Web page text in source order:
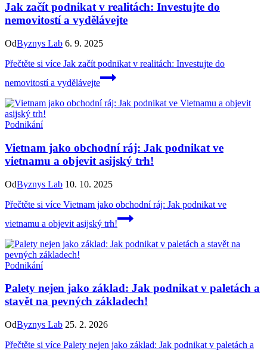
Jak začít podnikat v realitách: Investujte do
nemovitostí a vydělávejte
OdByznys Lab 6. 9. 2025
Přečtěte si více Jak začít podnikat v realitách: Investujte do
nemovitostí a vydělávejte
Podnikání
Vietnam jako obchodní ráj: Jak podnikat ve
vietnamu a objevit asijský trh!
OdByznys Lab 10. 10. 2025
Přečtěte si více Vietnam jako obchodní ráj: Jak podnikat ve
vietnamu a objevit asijský trh!
Podnikání
Palety nejen jako základ: Jak podnikat v paletách a
stavět na pevných základech!
OdByznys Lab 25. 2. 2026
Přečtěte si více Palety nejen jako základ: Jak podnikat v paletách a